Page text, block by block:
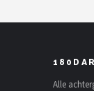
Bull'sAlle